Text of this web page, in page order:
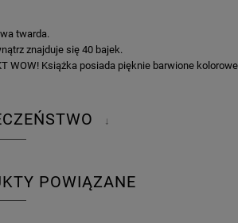
twarda.
znajduje się 40 bajek.
WOW! Książka posiada pięknie barwione
↓
POWIĄZANE